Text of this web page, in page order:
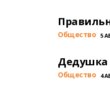
Общество 5
Дедушка
Общество 4